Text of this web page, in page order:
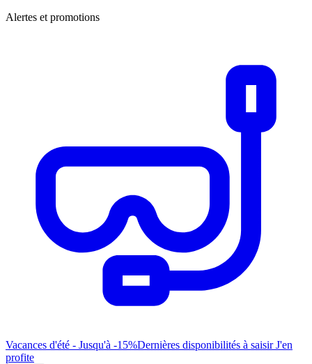
Alertes et promotions
Vacances d'été - Jusqu'à -15%Dernières disponibilités à saisirJ'en
profite